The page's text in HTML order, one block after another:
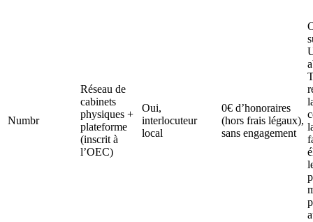
Numbr
Réseau de
cabinets
physiques +
plateforme
(inscrit à
l’OEC)
Oui,
interlocuteur
local
0€ d’honoraires
(hors frais légaux),
sans engagement